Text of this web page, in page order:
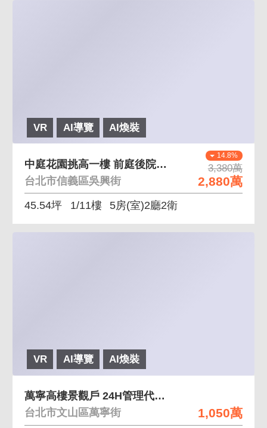
VR AI導覽 AI煥裝
14.8%
3,380萬
2,880萬
中庭花園挑高一樓 前庭後院、室內挑高魔術大空間
台北市信義區吳興街
45.54坪 1/11樓 5房(室)2廳2衛
VR AI導覽 AI煥裝
1,050萬
萬寧高樓景觀戶 24H管理代收垃圾
台北市文山區萬寧街